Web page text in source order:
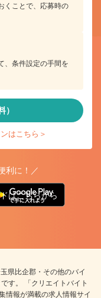
くことで、応募時の
、条件設定の手間を
）
はこちら＞
利に！／
はこちらから
県比企郡・その他のバイ
す。 「クリエイトバイト
情報が満載の求人情報サイ